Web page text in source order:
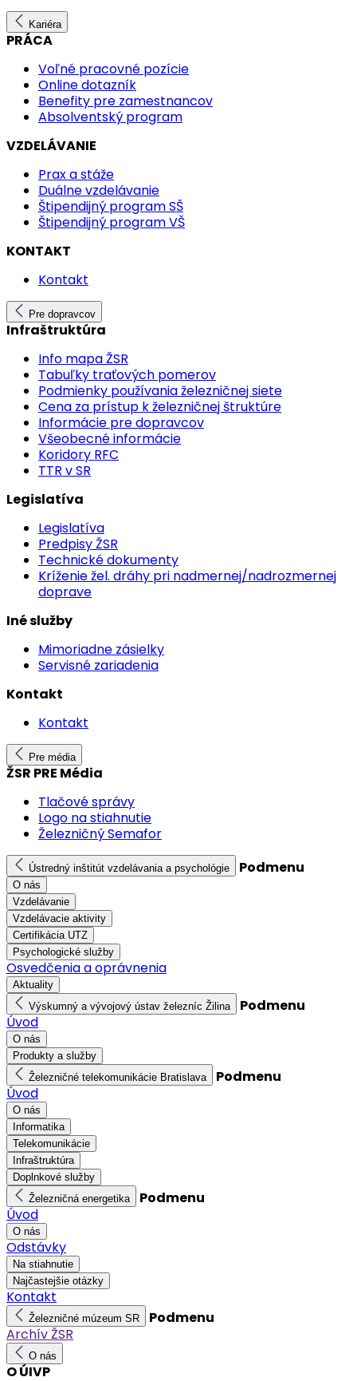
Kariéra
PRÁCA
Voľné pracovné pozície
Online dotazník
Benefity pre zamestnancov
Absolventský program
VZDELÁVANIE
Prax a stáže
Duálne vzdelávanie
Štipendijný program SŠ
Štipendijný program VŠ
KONTAKT
Kontakt
Pre dopravcov
Infraštruktúra
Info mapa ŽSR
Tabuľky traťových pomerov
Podmienky používania železničnej siete
Cena za prístup k železničnej štruktúre
Informácie pre dopravcov
Všeobecné informácie
Koridory RFC
TTR v SR
Legislatíva
Legislatíva
Predpisy ŽSR
Technické dokumenty
Kríženie žel. dráhy pri nadmernej/nadrozmernej
doprave
Iné služby
Mimoriadne zásielky
Servisné zariadenia
Kontakt
Kontakt
Pre média
ŽSR PRE Média
Tlačové správy
Logo na stiahnutie
Železničný Semafor
Ústredný inštitút vzdelávania a psychológie Podmenu
O nás
Vzdelávanie
Vzdelávacie aktivity
Certifikácia UTZ
Psychologické služby
Osvedčenia a oprávnenia
Aktuality
Výskumný a vývojový ústav železníc Žilina
Podmenu
Úvod
O nás
Produkty a služby
Železničné telekomunikácie Bratislava
Podmenu
Úvod
O nás
Informatika
Telekomunikácie
Infraštruktúra
Doplnkové služby
Železničná energetika
Podmenu
Úvod
O nás
Odstávky
Na stiahnutie
Najčastejšie otázky
Kontakt
Železničné múzeum SR
Podmenu
Archív ŽSR
O nás
O ÚIVP